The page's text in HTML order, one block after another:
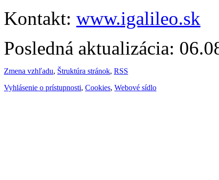
Kontakt: www.igalileo.sk
Posledná aktualizácia:
Zmena vzhľadu, Štruktúra stránok, RSS
Vyhlásenie o prístupnosti, Cookies, Webové sídlo